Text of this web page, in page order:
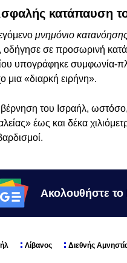
κατάπαυση
μνημόνιο
οδήγησε σε προσωρινή
υπογράφηκε συμφωνία-
μια «διαρκή ειρήνη».
του Ισραήλ, ωστόσο,
έως και δέκα
Ακολουθήστε
Λίβανος Διεθνής